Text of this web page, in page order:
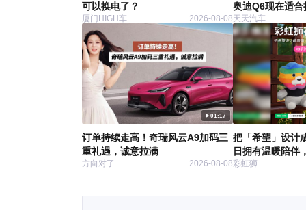
可以换电了？
厦门HIGH车 2026-08-08
奥迪Q6现在适合
天天汽车
01:17
订单持续走高！奇瑞风云A9加码三
重礼遇，诚意拉满
方向对了 2026-08-08
把「希望」设计
日拥有温暖陪伴
系列表情包上线
彩虹狮